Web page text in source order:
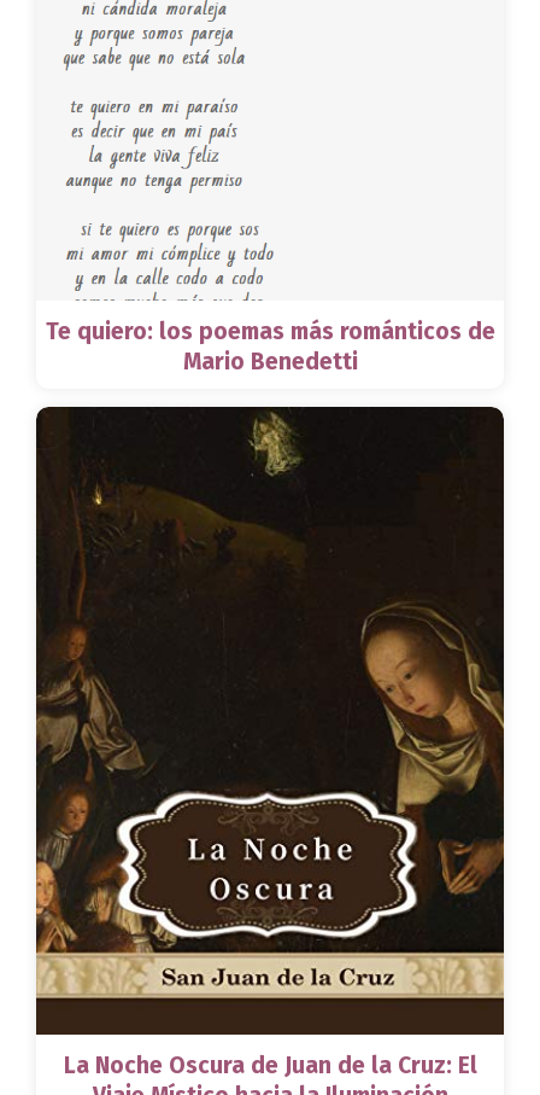
Te quiero: los poemas más románticos de
Mario Benedetti
La Noche Oscura de Juan de la Cruz: El